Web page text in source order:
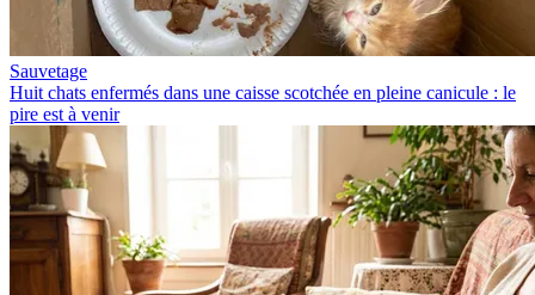
Sauvetage
Huit chats enfermés dans une caisse scotchée en pleine canicule : le
pire est à venir